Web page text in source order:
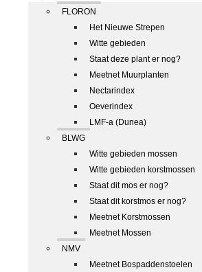
FLORON
Het Nieuwe Strepen
Witte gebieden
Staat deze plant er nog?
Meetnet Muurplanten
Nectarindex
Oeverindex
LMF-a (Dunea)
BLWG
Witte gebieden mossen
Witte gebieden korstmossen
Staat dit mos er nog?
Staat dit korstmos er nog?
Meetnet Korstmossen
Meetnet Mossen
NMV
Meetnet Bospaddenstoelen